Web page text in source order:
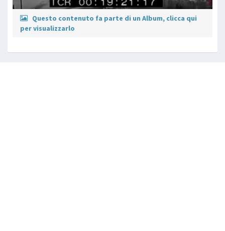
Questo contenuto fa parte di un Album, clicca qui
per visualizzarlo